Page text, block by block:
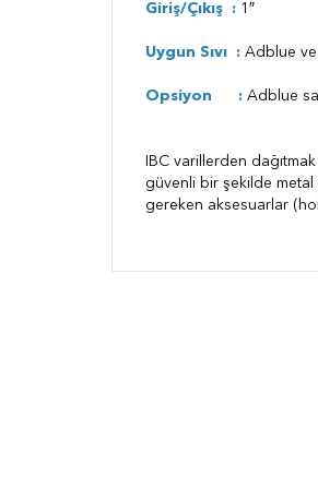
Giriş/Çıkış : 1″
Uygun Sıvı : Adblue ve
Opsiyon : Adblue
IBC varillerden
güvenli bir şekilde metal
gereken aksesuarlar